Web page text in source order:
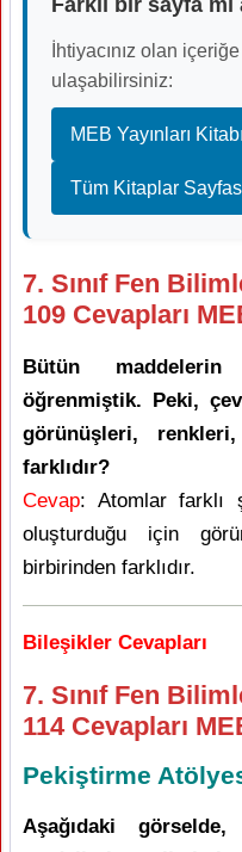
Farklı bir sayfa
İhtiyacınız olan
ulaşabilirsiniz:
MEB Yayınları Kitabı
Tüm Kitaplar
7. Sınıf Fen
109 Cevapları
Bütün maddelerin
öğrenmiştik. Peki,
görünüşleri,
farklıdır?
Cevap: Atomlar farklı
oluşturduğu için
birbirinden farklıdır.
Bileşikler Cevapları
7. Sınıf Fen
114 Cevapları
Pekiştirme
Aşağıdaki